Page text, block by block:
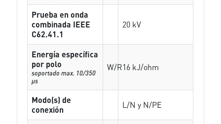
Prueba en onda
combinada IEEE
C62.41.1
20 kV
Energía específica
por polo
soportado max. 10/350
µs
W/R16 kJ/ohm
Modo(s) de
conexión
L/N y N/PE